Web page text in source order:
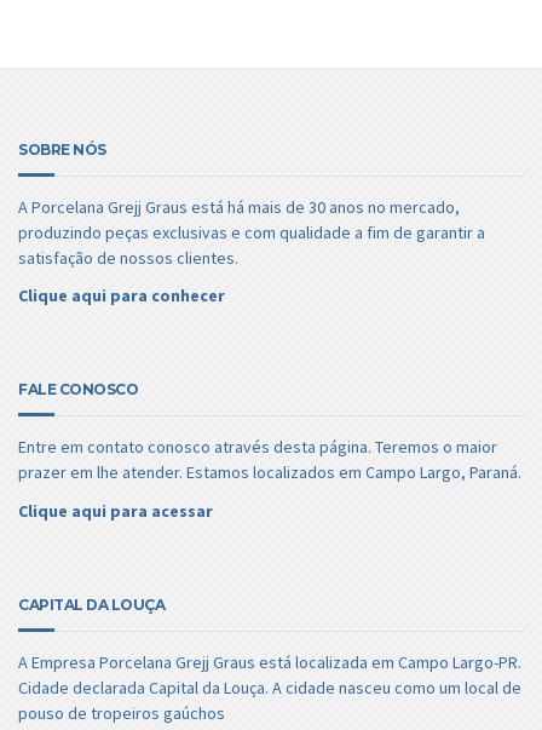
SOBRE NÓS
A Porcelana Grejj Graus está há mais de 30 anos no mercado,
produzindo peças exclusivas e com qualidade a fim de garantir a
satisfação de nossos clientes.
Clique aqui para conhecer
FALE CONOSCO
Entre em contato conosco através desta página. Teremos o maior
prazer em lhe atender. Estamos localizados em Campo Largo, Paraná.
Clique aqui para acessar
CAPITAL DA LOUÇA
A Empresa Porcelana Grejj Graus está localizada em Campo Largo-PR.
Cidade declarada Capital da Louça. A cidade nasceu como um local de
pouso de tropeiros gaúchos